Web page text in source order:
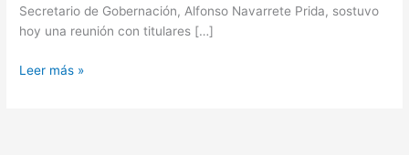
Secretario de Gobernación, Alfonso Navarrete Prida, sostuvo
hoy una reunión con titulares […]
Leer más »